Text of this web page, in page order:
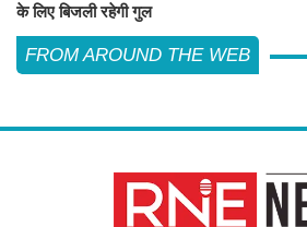
के लिए बिजली रहेगी गुल
FROM AROUND THE WEB